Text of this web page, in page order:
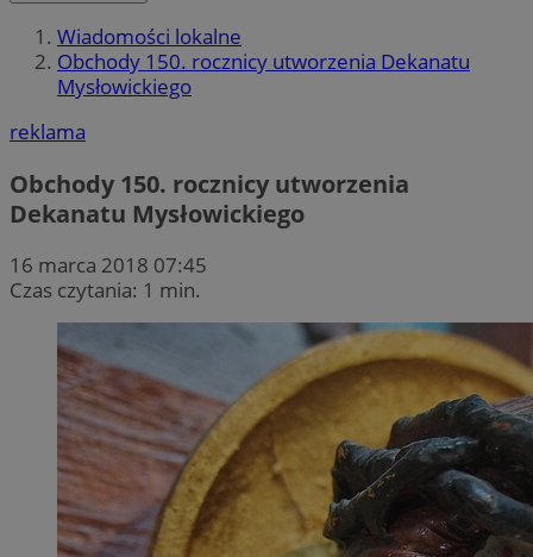
Wiadomości lokalne
Obchody 150. rocznicy utworzenia Dekanatu
Mysłowickiego
reklama
Obchody 150. rocznicy utworzenia
Dekanatu Mysłowickiego
16 marca 2018 07:45
Czas czytania: 1 min.